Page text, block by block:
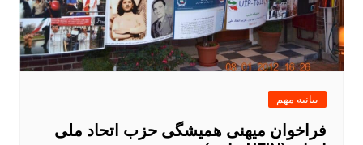
بیانیه مهم
فراخوان میهنی همیشگی حزب اتحاد ملی